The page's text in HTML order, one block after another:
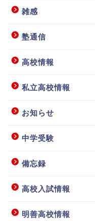
雑感
塾通信
高校情報
私立高校情報
お知らせ
中学受験
備忘録
高校入試情報
明善高校情報